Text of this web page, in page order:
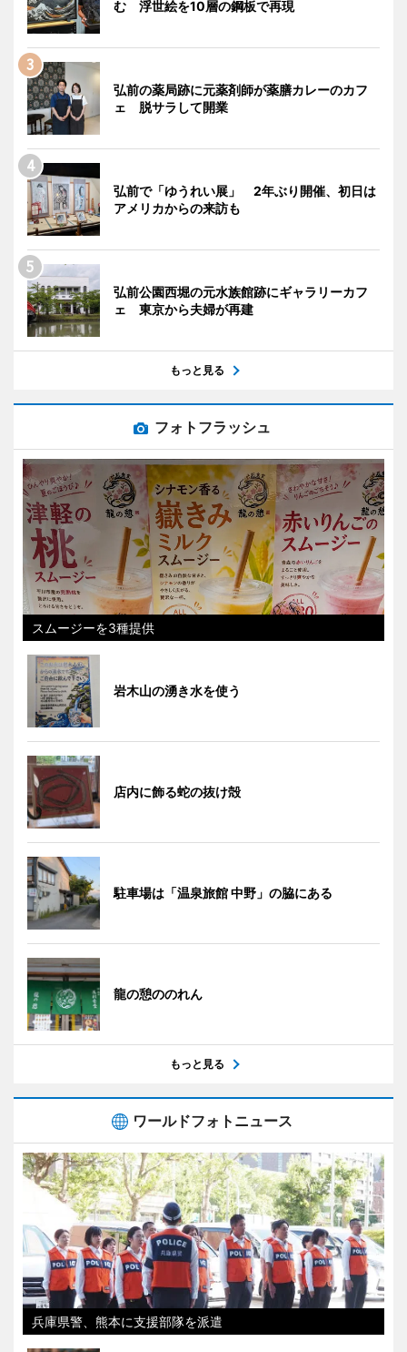
む 浮世絵を10層の鋼板で再現
弘前の薬局跡に元薬剤師が薬膳カレーのカフ
ェ 脱サラして開業
弘前で「ゆうれい展」 2年ぶり開催、初日は
アメリカからの来訪も
弘前公園西堀の元水族館跡にギャラリーカフ
ェ 東京から夫婦が再建
もっと見る
フォトフラッシュ
スムージーを3種提供
岩木山の湧き水を使う
店内に飾る蛇の抜け殻
駐車場は「温泉旅館 中野」の脇にある
龍の憩ののれん
もっと見る
ワールドフォトニュース
兵庫県警、熊本に支援部隊を派遣